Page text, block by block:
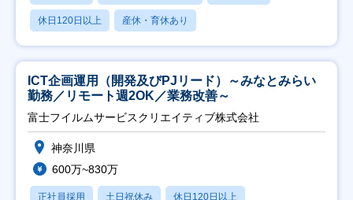
休日120日以上 産休・育休あり
ICT企画運用（開発及びPJリード）～みなとみらい
勤務／リモート週2OK／業務改善～
富士フイルムサービスクリエイティブ株式会社
神奈川県
600万~830万
正社員採用 土日祝休み 休日120日以上